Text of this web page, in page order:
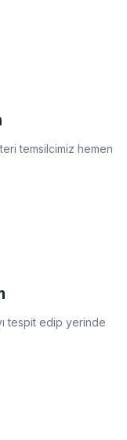
temsilcimiz hemen
tespit edip yerinde